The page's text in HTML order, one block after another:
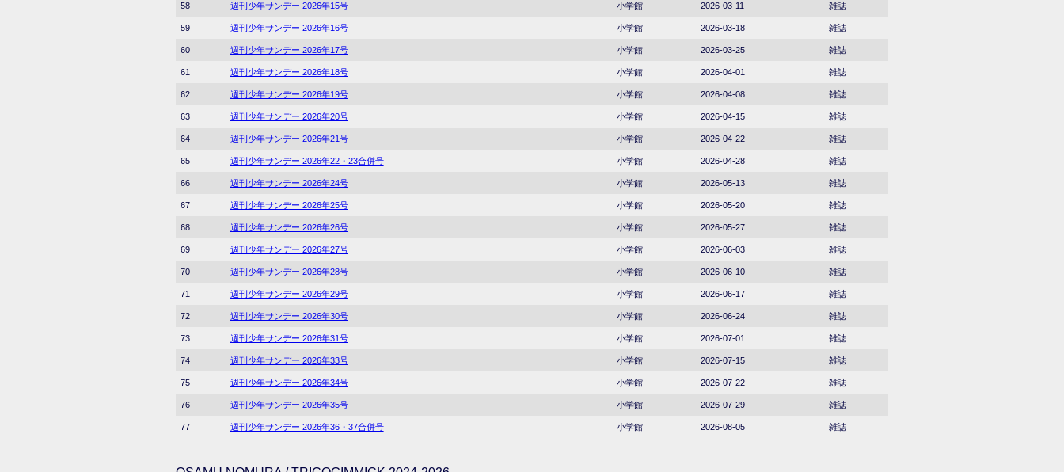
58 週刊少年サンデー 2026年15号 小学館 2026-03-11 雑誌
59 週刊少年サンデー 2026年16号 小学館 2026-03-18 雑誌
60 週刊少年サンデー 2026年17号 小学館 2026-03-25 雑誌
61 週刊少年サンデー 2026年18号 小学館 2026-04-01 雑誌
62 週刊少年サンデー 2026年19号 小学館 2026-04-08 雑誌
63 週刊少年サンデー 2026年20号 小学館 2026-04-15 雑誌
64 週刊少年サンデー 2026年21号 小学館 2026-04-22 雑誌
65 週刊少年サンデー 2026年22・23合併号 小学館 2026-04-28 雑誌
66 週刊少年サンデー 2026年24号 小学館 2026-05-13 雑誌
67 週刊少年サンデー 2026年25号 小学館 2026-05-20 雑誌
68 週刊少年サンデー 2026年26号 小学館 2026-05-27 雑誌
69 週刊少年サンデー 2026年27号 小学館 2026-06-03 雑誌
70 週刊少年サンデー 2026年28号 小学館 2026-06-10 雑誌
71 週刊少年サンデー 2026年29号 小学館 2026-06-17 雑誌
72 週刊少年サンデー 2026年30号 小学館 2026-06-24 雑誌
73 週刊少年サンデー 2026年31号 小学館 2026-07-01 雑誌
74 週刊少年サンデー 2026年33号 小学館 2026-07-15 雑誌
75 週刊少年サンデー 2026年34号 小学館 2026-07-22 雑誌
76 週刊少年サンデー 2026年35号 小学館 2026-07-29 雑誌
77 週刊少年サンデー 2026年36・37合併号 小学館 2026-08-05 雑誌